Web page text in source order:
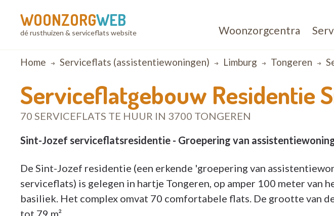
WOONZORGWEB
dé rusthuizen & serviceflats website Woonzorgcentra
Breadcrumb
Home Serviceflats (assistentiewoningen) Limburg Tongeren
Serviceflatgebouw Residentie
70 SERVICEFLATS TE HUUR IN 3700 TONGEREN
Sint-Jozef serviceflatsresidentie - Groepering van
De Sint-Jozef residentie (een erkende 'groepering van
serviceflats) is gelegen in hartje Tongeren, op amper 100 meter van
basiliek. Het complex omvat 70 comfortabele flats. De grootte van
tot 79 m².